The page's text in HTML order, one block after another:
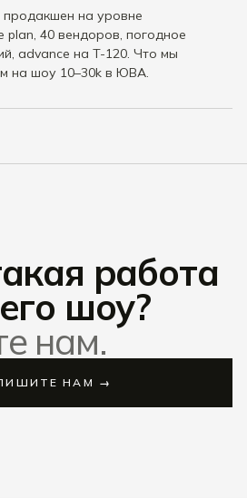
на уровне
plan, 40 вендоров, погодное
advance на T-120. Что мы
на шоу 10–30k в ЮВА.
работа
шоу?
нам.
НАМ →